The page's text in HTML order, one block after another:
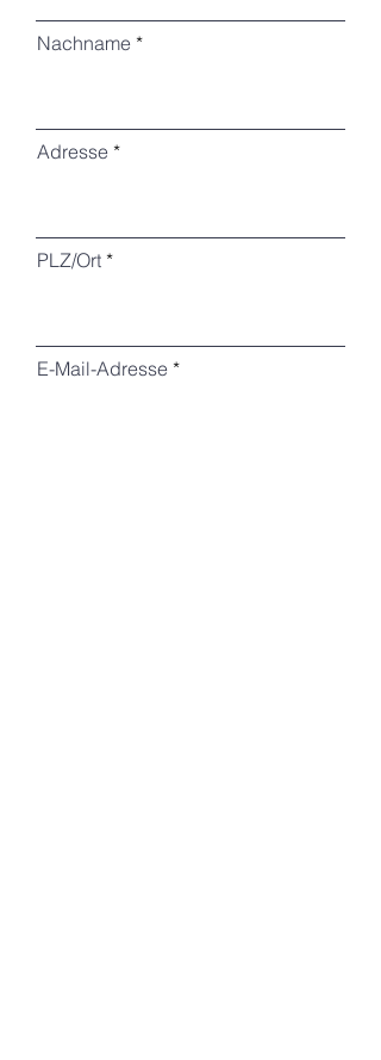
Nachname
Adresse
PLZ/Ort
E-Mail-Adresse